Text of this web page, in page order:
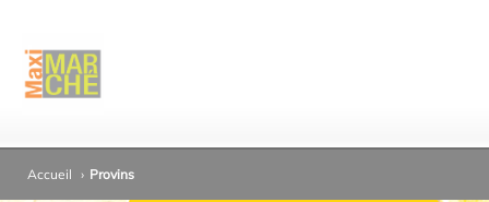
Accueil › Provins